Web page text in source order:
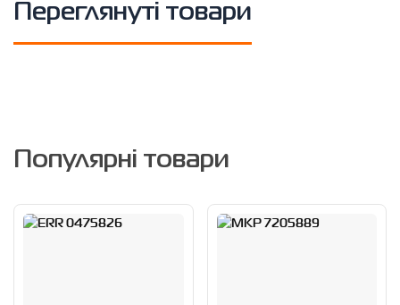
Переглянуті товари
Популярні товари